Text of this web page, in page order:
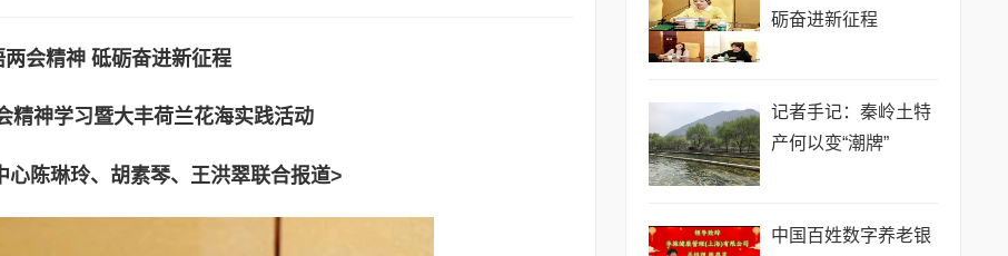
两会精神 砥砺奋进新征程
精神学习暨大丰荷兰花海实践活动
心陈琳玲、胡素琴、王洪翠联合报道>
砺奋进新征程
记者手记：秦岭土特
产何以变“潮牌”
​中国百姓数字养老银